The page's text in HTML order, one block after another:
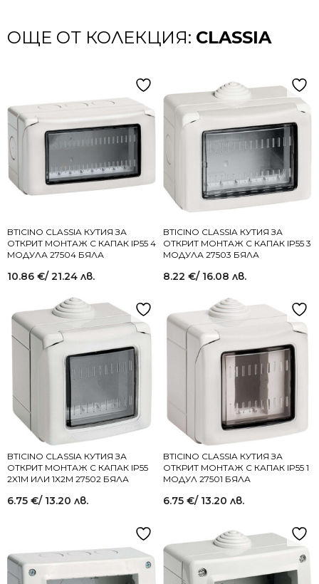
ОЩЕ ОТ КОЛЕКЦИЯ: CLASSIA
BTICINO CLASSIA КУТИЯ ЗА
ОТКРИТ МОНТАЖ С КАПАК IP55 4
МОДУЛА 27504 БЯЛА
10.86 €/ 21.24 лв.
BTICINO CLASSIA КУТИЯ ЗА
ОТКРИТ МОНТАЖ С КАПАК IP55 3
МОДУЛА 27503 БЯЛА
8.22 €/ 16.08 лв.
BTICINO CLASSIA КУТИЯ ЗА
ОТКРИТ МОНТАЖ С КАПАК IP55
2X1M ИЛИ 1X2M 27502 БЯЛА
6.75 €/ 13.20 лв.
BTICINO CLASSIA КУТИЯ ЗА
ОТКРИТ МОНТАЖ С КАПАК IP55 1
МОДУЛ 27501 БЯЛА
6.75 €/ 13.20 лв.